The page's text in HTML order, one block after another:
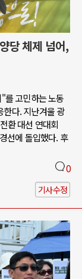
당 체제 넘어,
를 고민하는 노동
한다. 지난겨울 광
환 대선 연대회
선에 돌입했다. 후
0
기사수정